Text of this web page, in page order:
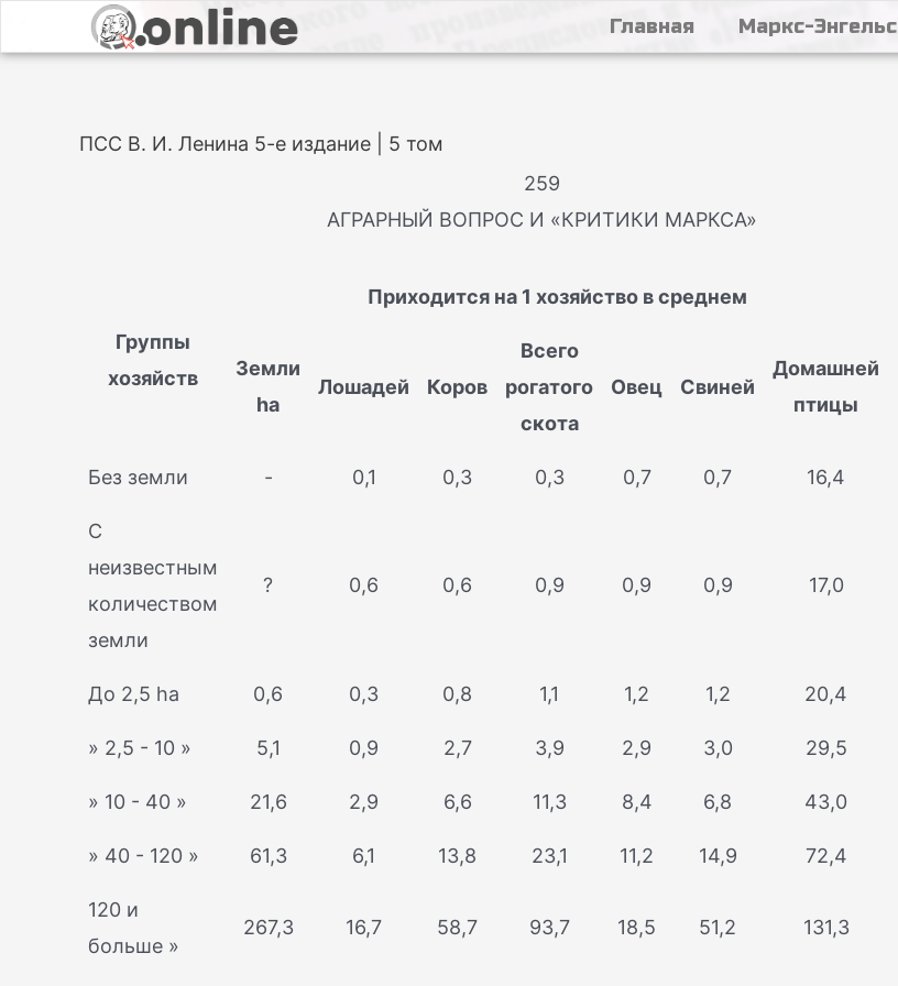
Главная Маркс-Энгельс
ПСС В. И. Ленина 5-е издание | 5 том
259
АГРАРНЫЙ ВОПРОС И «КРИТИКИ МАРКСА»
Группы
хозяйств
Приходится на 1 хозяйство в среднем
Земли
ha
Лошадей Коров
Всего
рогатого
скота
Овец Свиней
Домашней
птицы
Без земли - 0,1 0,3 0,3 0,7 0,7 16,4
С
неизвестным
количеством
земли
? 0,6 0,6 0,9 0,9 0,9 17,0
До 2,5 ha 0,6 0,3 0,8 1,1 1,2 1,2 20,4
» 2,5 - 10 » 5,1 0,9 2,7 3,9 2,9 3,0 29,5
» 10 - 40 » 21,6 2,9 6,6 11,3 8,4 6,8 43,0
» 40 - 120 » 61,3 6,1 13,8 23,1 11,2 14,9 72,4
120 и
больше »
267,3 16,7 58,7 93,7 18,5 51,2 131,3